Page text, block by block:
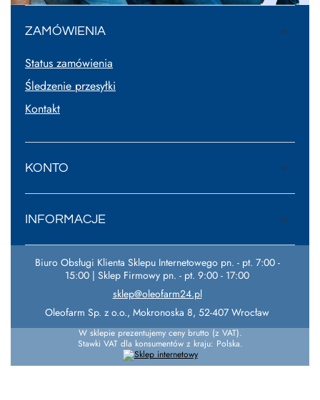
ZAMÓWIENIA
Status zamówienia
Śledzenie przesyłki
Kontakt
KONTO
INFORMACJE
Biuro Obsługi Klienta Sklepu Internetowego pn. - pt. 7:00 -
15:00 | Sklep Firmowy pn. - pt. 9:00 - 17:00
sklep@oleofarm24.pl
Oleofarm Sp. z o.o., Mokronoska 8, 52-407 Wrocław
W sklepie prezentujemy ceny brutto (z VAT).
Stawki VAT dla konsumentów z kraju: Polska.